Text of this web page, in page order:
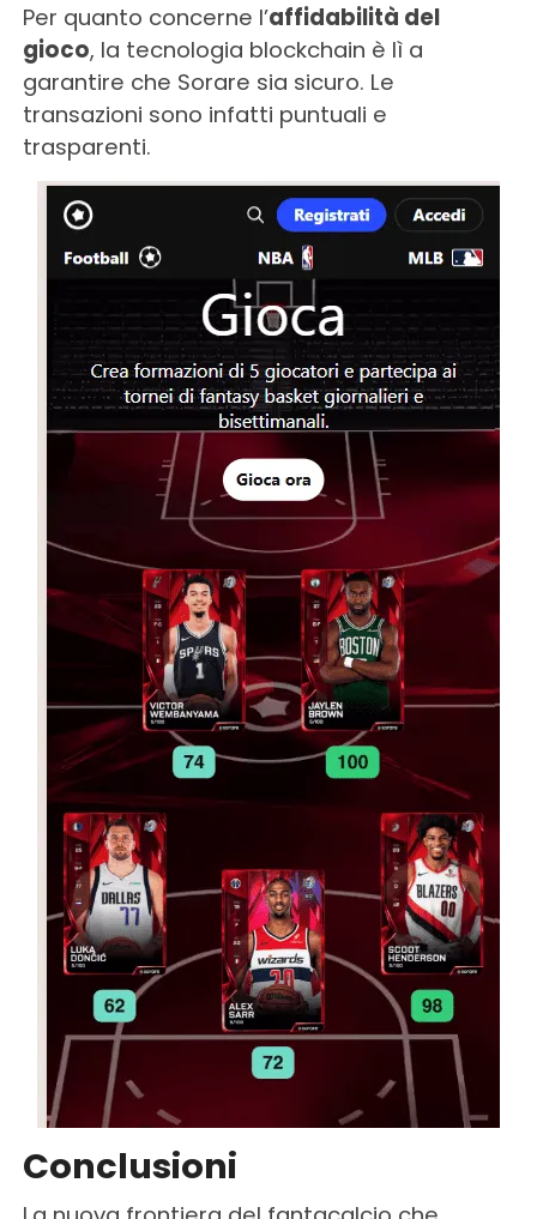
Per quanto concerne l’affidabilità del
gioco, la tecnologia blockchain è lì a
garantire che Sorare sia sicuro. Le
transazioni sono infatti puntuali e
trasparenti.
Conclusioni